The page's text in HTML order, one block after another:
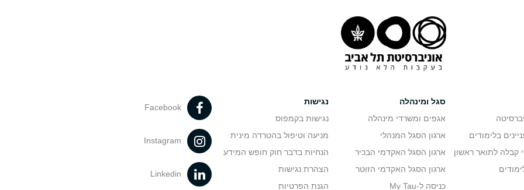
בלימודים
קבלה לתואר ראשון
סגל ומינהלה
אגפים ומשרדי מינהלה
ארגון הסגל המנהלי
ארגון הסגל האקדמי הבכיר
ארגון הסגל האקדמי הזוטר
כניסה ל-My Tau
נגישות
נגישות בקמפוס
מניעה וטיפול בהטרדה מינית
הנחיות בדבר חוק חופש המידע
הצהרת נגישות
הגנת הפרטיות
Facebook
Instagram
Linkedin